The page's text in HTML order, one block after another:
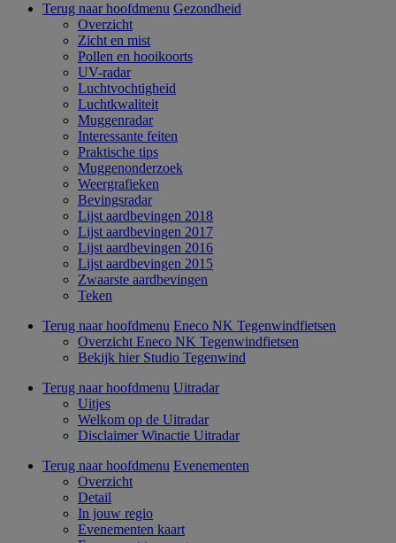
Terug naar hoofdmenu Gezondheid
Overzicht
Zicht en mist
Pollen en hooikoorts
UV-radar
Luchtvochtigheid
Luchtkwaliteit
Muggenradar
Interessante feiten
Praktische tips
Muggenonderzoek
Weergrafieken
Bevingsradar
Lijst aardbevingen 2018
Lijst aardbevingen 2017
Lijst aardbevingen 2016
Lijst aardbevingen 2015
Zwaarste aardbevingen
Teken
Terug naar hoofdmenu Eneco NK Tegenwindfietsen
Overzicht Eneco NK Tegenwindfietsen
Bekijk hier Studio Tegenwind
Terug naar hoofdmenu Uitradar
Uitjes
Welkom op de Uitradar
Disclaimer Winactie Uitradar
Terug naar hoofdmenu Evenementen
Overzicht
Detail
In jouw regio
Evenementen kaart